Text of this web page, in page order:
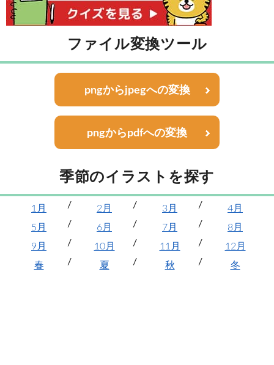
ファイル変換ツール
pngからjpegへの変換
pngからpdfへの変換
季節のイラストを探す
1月 2月 3月
4月
5月
6月 7月
8月
9月
10月 11月
12月
春
夏 秋 冬